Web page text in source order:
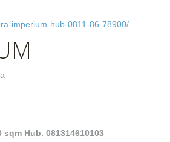
imperium-hub-0811-86-78900/
Hub. 081314610103